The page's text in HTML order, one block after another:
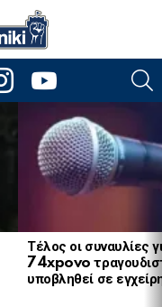
instagramyoutube
Τέλος οι συναυλίες
74xpovo
υποβληθεί σε